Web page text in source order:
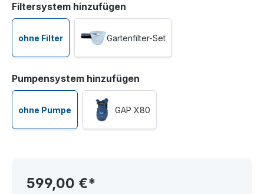
Filtersystem hinzufügen
ohne Filter Gartenfilter-Set
Pumpensystem hinzufügen
ohne Pumpe GAP X80
599,00 €*